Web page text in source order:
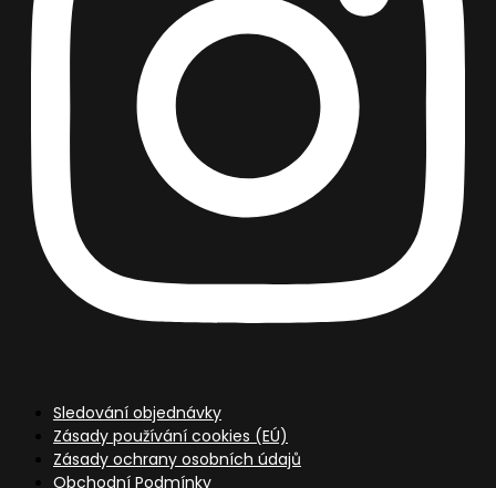
Sledování objednávky
Zásady používání cookies (EÚ)
Zásady ochrany osobních údajů
Obchodní Podmínky